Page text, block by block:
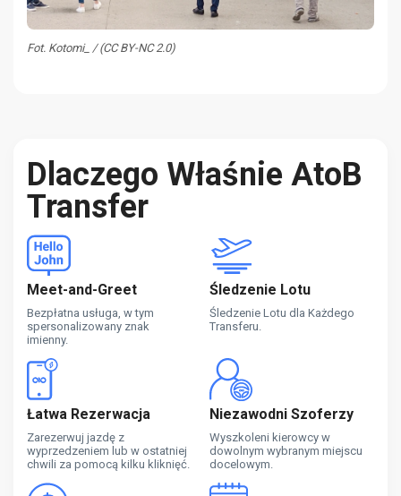
Fot. Kotomi_ / (CC BY-NC 2.0)
Dlaczego Właśnie AtoB
Transfer
Meet-and-Greet
Bezpłatna usługa, w tym
spersonalizowany znak
imienny.
Śledzenie Lotu
Śledzenie Lotu dla Każdego
Transferu.
Łatwa Rezerwacja
Zarezerwuj jazdę z
wyprzedzeniem lub w ostatniej
chwili za pomocą kilku kliknięć.
Niezawodni Szoferzy
Wyszkoleni kierowcy w
dowolnym wybranym miejscu
docelowym.